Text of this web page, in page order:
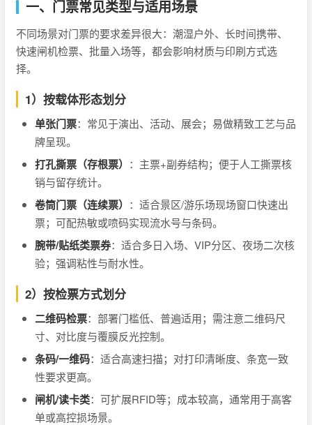
一、门票常见类型与适用场景
不同场景对门票的要求差异很大：潮湿户外、长时间携带、
快速闸机检票、批量入场等，都会影响材质与印刷方式选
择。
1）按载体形态划分
单张门票：常见于演出、活动、展会；易做精致工艺与品
牌呈现。
打孔撕票（存根票） ：主票+副券结构；便于人工撕票核
销与留存统计。
卷筒门票（连续票） ：适合景区/游乐场现场窗口快速出
票；可配热敏或喷码实现流水号与条码。
腕带/贴纸类票券：适合多日入场、VIP分区、夜场二次核
验；强调粘性与耐水性。
2）按检票方式划分
二维码检票：部署门槛低、普遍适用；需注意二维码尺
寸、对比度与覆膜反光控制。
条码/一维码：适合高速扫描；对打印清晰度、条宽一致
性要求更高。
闸机/读卡类：可扩展RFID等；成本较高，通常用于高客
单或高控损场景。